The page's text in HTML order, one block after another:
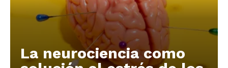
La neurociencia como